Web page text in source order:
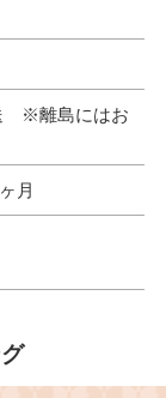
※離島にはお
月